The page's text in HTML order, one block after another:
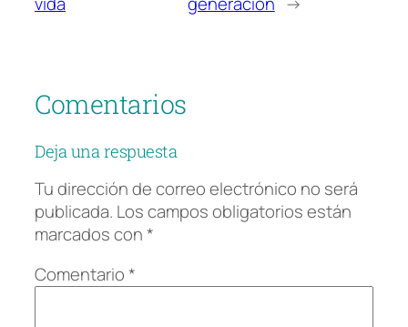
Comentarios
Deja una respuesta
Tu dirección de correo electrónico no será
publicada. Los campos obligatorios están
marcados con*
Comentario*